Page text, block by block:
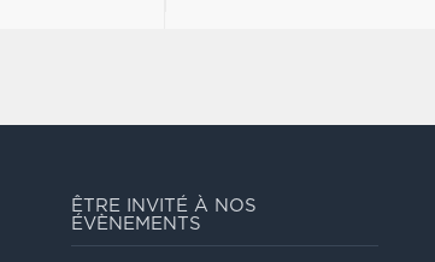
ÊTRE INVITÉ À NOS
ÉVÈNEMENTS